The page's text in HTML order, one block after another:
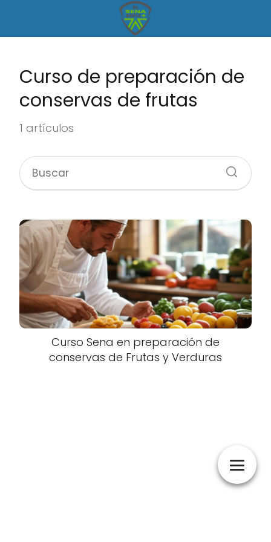
Curso de preparación de
conservas de frutas
1 artículos
Curso Sena en preparación de
conservas de Frutas y Verduras